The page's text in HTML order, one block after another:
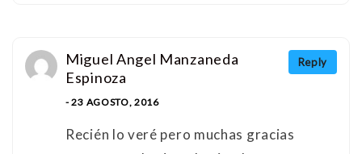
Reply
Miguel Angel Manzaneda
Espinoza
- 23 AGOSTO, 2016
Recién lo veré pero muchas gracias